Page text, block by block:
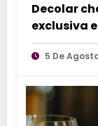
Decolar
exclusiva
parques
5 De